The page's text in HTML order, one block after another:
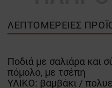
ΛΕΠΤΟΜΈΡΕΙΕΣ
Ποδιά με σαλιάρα και
πόμολο, με τσέπη
ΥΛΙΚΟ: βαμβάκι /